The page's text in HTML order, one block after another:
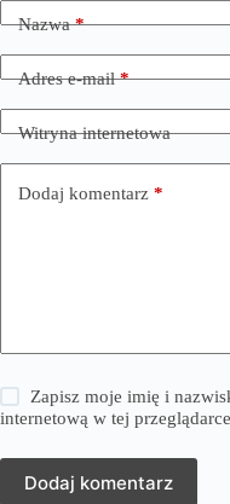
Nazwa*
Adres e-mail*
Witryna internetowa
Dodaj komentarz *
Zapisz moje imię i
internetową w tej
Dodaj komentarz